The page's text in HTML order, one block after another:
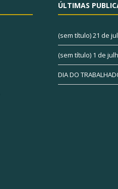
ÚLTIMAS
(sem título)21 de
(sem título) 1 de
DIA DO